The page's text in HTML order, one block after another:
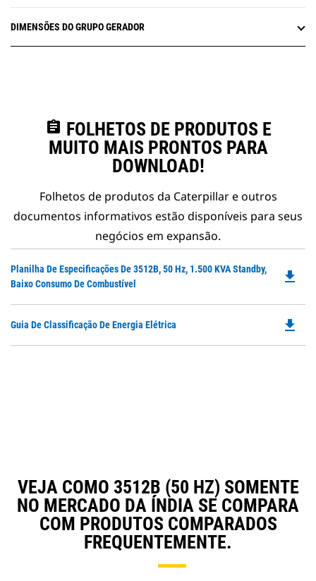
DIMENSÕES DO GRUPO GERADOR
assignment FOLHETOS DE PRODUTOS E
MUITO MAIS PRONTOS PARA
DOWNLOAD!
Folhetos de produtos da Caterpillar e outros
documentos informativos estão disponíveis para seus
negócios em expansão.
Planilha De Especificações De 3512B, 50 Hz, 1.500 KVA Standby,
Baixo Consumo De Combustível
file_download
Guia De Classificação De Energia Elétrica file_download
VEJA COMO 3512B (50 HZ) SOMENTE
NO MERCADO DA ÍNDIA SE COMPARA
COM PRODUTOS COMPARADOS
FREQUENTEMENTE.